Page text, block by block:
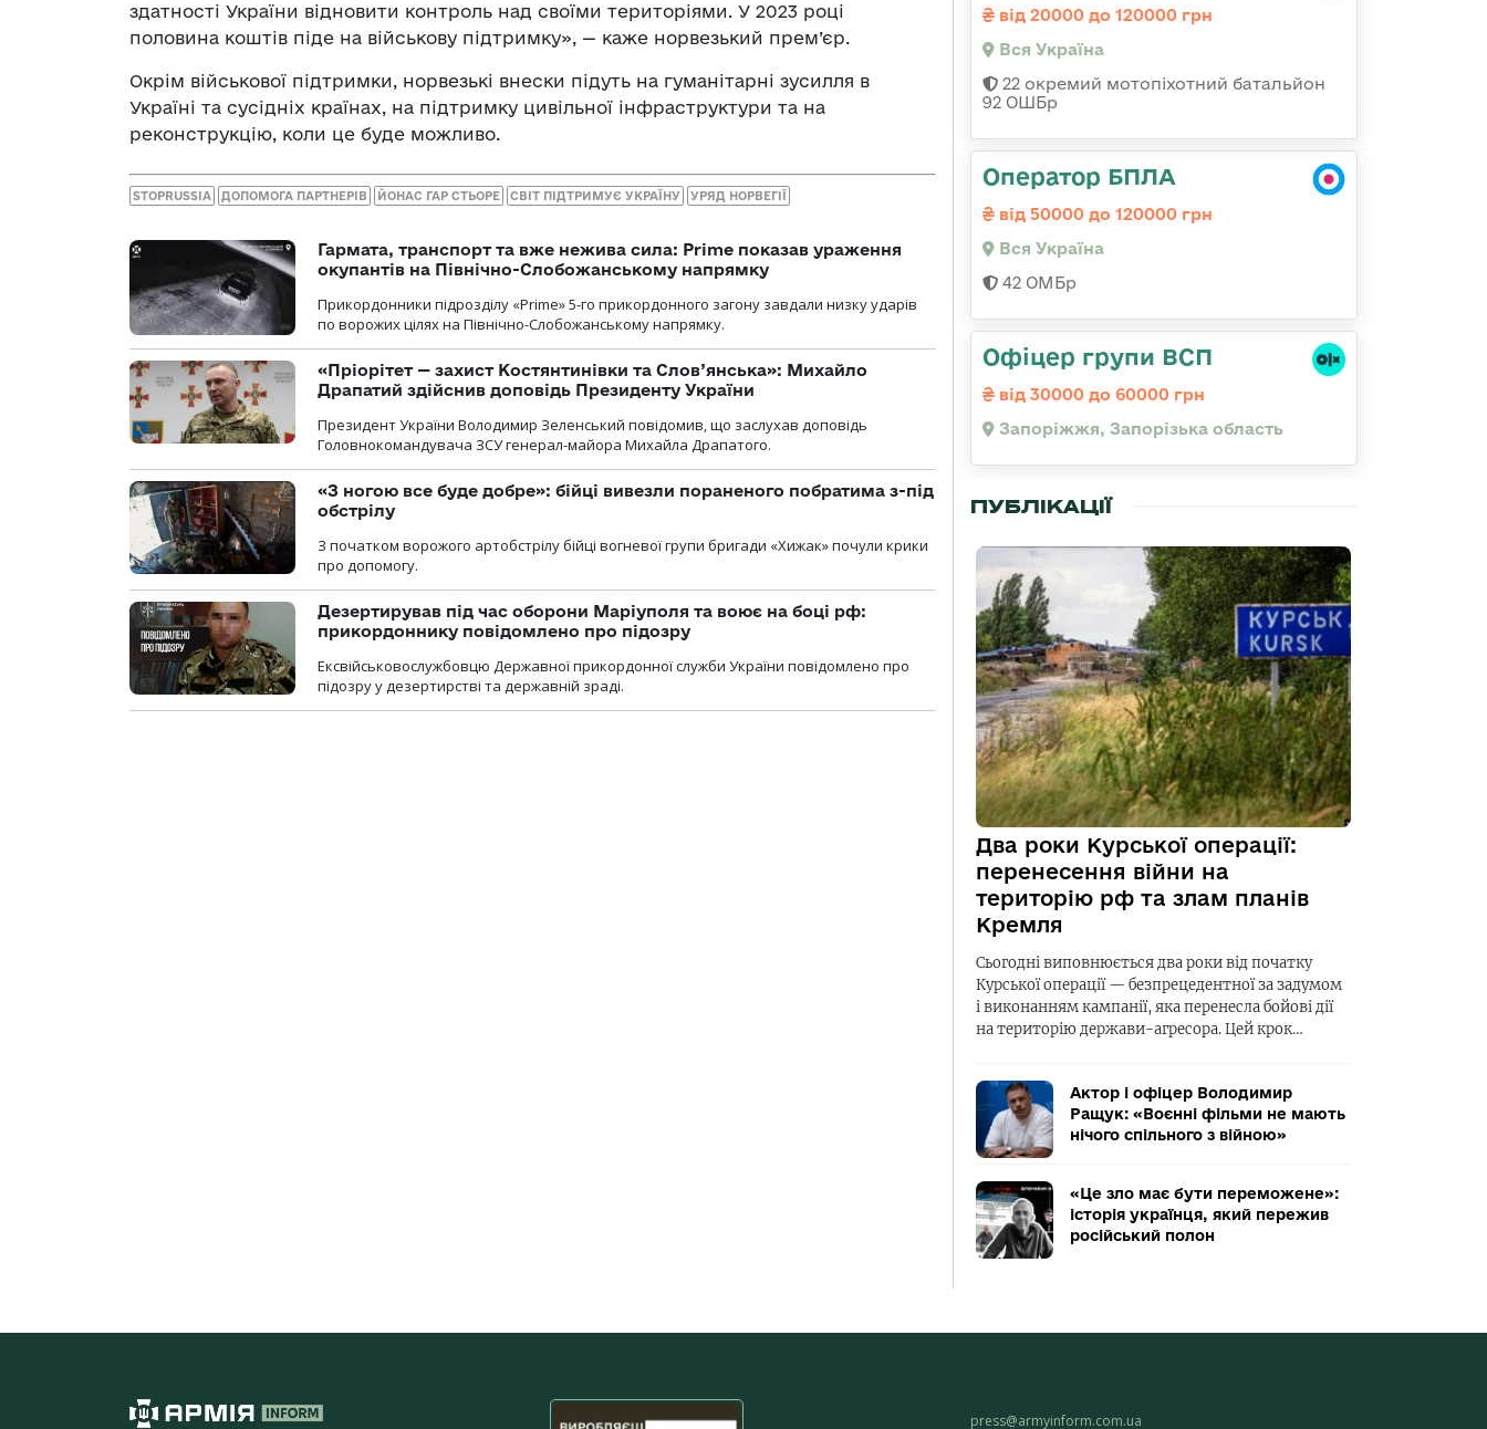
здатності України відновити контроль над своїми територіями. У 2023 році
половина коштів піде на військову підтримку», — каже норвезький прем’єр.
Окрім військової підтримки, норвезькі внески підуть на гуманітарні зусилля в
Україні та сусідніх країнах, на підтримку цивільної інфраструктури та на
реконструкцію, коли це буде можливо.
STOPRUSSIA ДОПОМОГА ПАРТНЕРІВ ЙОНАС ГАР СТЬОРЕ СВІТ ПІДТРИМУЄ УКРАЇНУ УРЯД НОРВЕГІЇ
Гармата, транспорт та вже нежива сила: Prime показав ураження
окупантів на Північно-Слобожанському напрямку
Прикордонники підрозділу «Prime» 5-го прикордонного загону завдали низку ударів
по ворожих цілях на Північно-Слобожанському напрямку.
«Пріорітет — захист Костянтинівки та Слов’янська»: Михайло
Драпатий здійснив доповідь Президенту України
Президент України Володимир Зеленський повідомив, що заслухав доповідь
Головнокомандувача ЗСУ генерал-майора Михайла Драпатого.
«З ногою все буде добре»: бійці вивезли пораненого побратима з-під
обстрілу
З початком ворожого артобстрілу бійці вогневої групи бригади «Хижак» почули крики
про допомогу.
Дезертирував під час оборони Маріуполя та воює на боці рф:
прикордоннику повідомлено про підозру
Ексвійськовослужбовцю Державної прикордонної служби України повідомлено про
підозру у дезертирстві та державній зраді.
від 20000 до 120000 грн
Вся Україна
22 окремий мотопіхотний батальйон
92 ОШБр
Оператор БПЛА
від 50000 до 120000 грн
Вся Україна
42 ОМБр
Офіцер групи ВСП
від 30000 до 60000 грн
Запоріжжя, Запорізька область
ПУБЛІКАЦІЇ
Два роки Курської операції:
перенесення війни на
територію рф та злам планів
Кремля
Сьогодні виповнюється два роки від початку
Курської операції — безпрецедентної за задумом
і виконанням кампанії, яка перенесла бойові дії
на територію держави-агресора. Цей крок…
Актор і офіцер Володимир
Ращук: «Воєнні фільми не мають
нічого спільного з війною»
«Це зло має бути переможене»:
історія українця, який пережив
російський полон
press@armyinform.com.ua